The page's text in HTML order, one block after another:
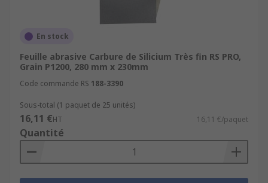
En stock
Feuille abrasive Carbure de Silicium Très fin RS PRO,
Grain P1200, 280 mm x 230mm
Code commande RS 188-3390
Sous-total (1 paquet de 25 unités)
16,11 €HT 16,11 €/paquet
Quantité